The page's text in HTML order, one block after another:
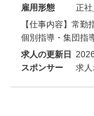
雇用形態
正社
【仕事内容】常
個別指導・集団指
求人の更新日
スポンサー
求人